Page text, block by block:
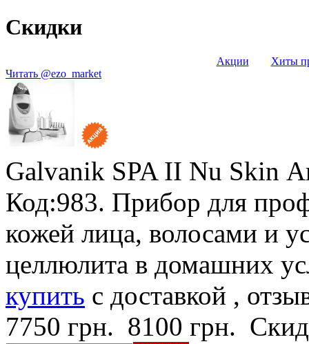
Скидки
Акции
Хиты
Читать @ezo_market
Galvanik SPA II Nu Skin
Код:983. Прибор для
кожей лица, волосами и
целлюлита в домашних
купить с доставкой ,
7750 грн. 8100 грн.